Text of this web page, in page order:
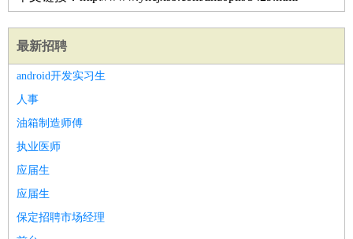
最新招聘
android开发实习生
人事
油箱制造师傅
执业医师
应届生
应届生
保定招聘市场经理